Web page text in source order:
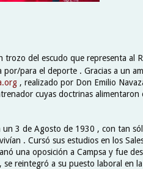
del escudo que representa al
para el deporte . Gracias a un
, realizado por Don Emilio
cuyas doctrinas alimentaron
un 3 de Agosto de 1930 , con tan
. Cursó sus estudios en los
una oposición a Campsa y fue
reintegró a su puesto laboral en